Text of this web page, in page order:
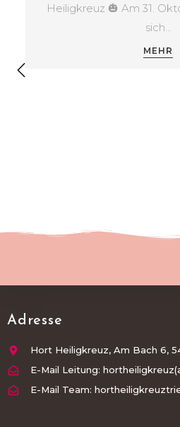
Heiligkreuz 🎃 Am 31.
sich…
MEHR
Adresse
Hort Heiligkreuz, Am Bach 6,
E-Mail Leitung:
E-Mail Team: